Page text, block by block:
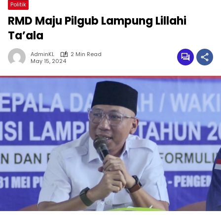
Politik
RMD Maju Pilgub Lampung Lillahi
Ta’ala
AdminKL
2 Min Read
May 15, 2024